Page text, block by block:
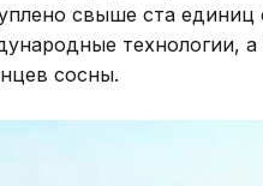
свыше ста единиц
технологии,
сосны.